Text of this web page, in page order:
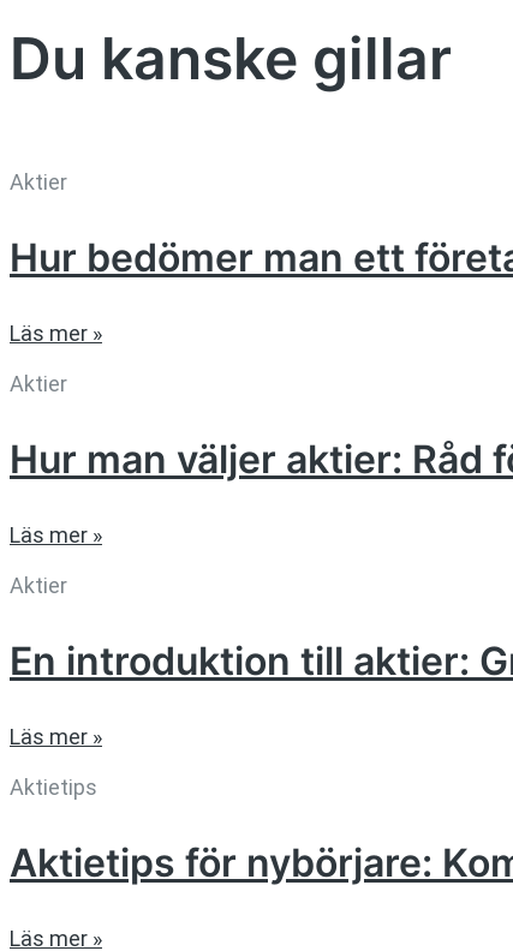
Du kanske gillar
Aktier
Hur bedömer man ett
Läs mer »
Aktier
Hur man väljer aktier:
Läs mer »
Aktier
En introduktion till aktier:
Läs mer »
Aktietips
Aktietips för nybörjare:
Läs mer »